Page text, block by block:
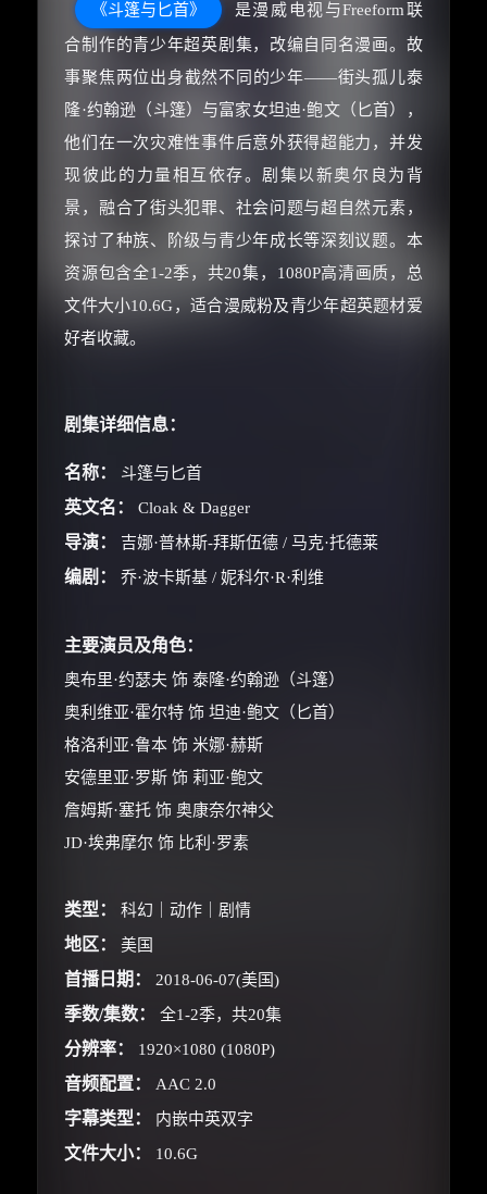
《斗篷与匕首》
是漫威电视与Freeform联
合制作的青少年超英剧集，改编自同名漫画。故
事聚焦两位出身截然不同的少年——街头孤儿泰
隆·约翰逊（斗篷）与富家女坦迪·鲍文（匕首），
他们在一次灾难性事件后意外获得超能力，并发
现彼此的力量相互依存。剧集以新奥尔良为背
景，融合了街头犯罪、社会问题与超自然元素，
探讨了种族、阶级与青少年成长等深刻议题。本
资源包含全1-2季，共20集，1080P高清画质，总
文件大小10.6G，适合漫威粉及青少年超英题材爱
好者收藏。
剧集详细信息：
名称： 斗篷与匕首
英文名： Cloak & Dagger
导演： 吉娜·普林斯-拜斯伍德 / 马克·托德莱
编剧： 乔·波卡斯基 / 妮科尔·R·利维
主要演员及角色：
奥布里·约瑟夫 饰 泰隆·约翰逊（斗篷）
奥利维亚·霍尔特 饰 坦迪·鲍文（匕首）
格洛利亚·鲁本 饰 米娜·赫斯
安德里亚·罗斯 饰 莉亚·鲍文
詹姆斯·塞托 饰 奥康奈尔神父
JD·埃弗摩尔 饰 比利·罗素
类型： 科幻｜动作｜剧情
地区： 美国
首播日期： 2018-06-07(美国)
季数/集数： 全1-2季，共20集
分辨率： 1920×1080 (1080P)
音频配置： AAC 2.0
字幕类型： 内嵌中英双字
文件大小： 10.6G
🧧 福利领取站